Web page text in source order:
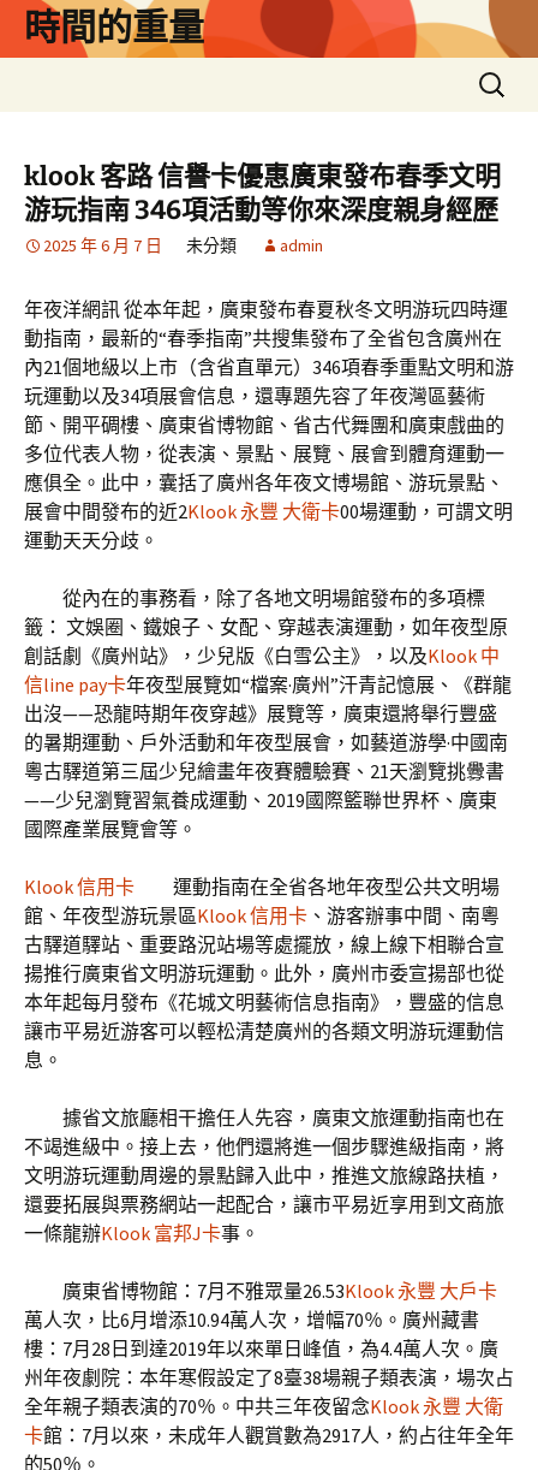
時間的重量
搜
尋
鍵
字:
klook 客路 信譽卡優惠廣東發布春季文明
游玩指南 346項活動等你來深度親身經歷
2025 年 6 月 7 日 未分類 admin
年夜洋網訊 從本年起，廣東發布春夏秋冬文明游玩四時運
動指南，最新的“春季指南”共搜集發布了全省包含廣州在
內21個地級以上市（含省直單元）346項春季重點文明和游
玩運動以及34項展會信息，還專題先容了年夜灣區藝術
節、開平碉樓、廣東省博物館、省古代舞團和廣東戲曲的
多位代表人物，從表演、景點、展覽、展會到體育運動一
應俱全。此中，囊括了廣州各年夜文博場館、游玩景點、
展會中間發布的近2Klook 永豐 大衛卡00場運動，可謂文明
運動天天分歧。
從內在的事務看，除了各地文明場館發布的多項標
籤： 文娛圈、鐵娘子、女配、穿越表演運動，如年夜型原
創話劇《廣州站》，少兒版《白雪公主》，以及Klook 中
信line pay卡年夜型展覽如“檔案·廣州”汗青記憶展、《群龍
出沒——恐龍時期年夜穿越》展覽等，廣東還將舉行豐盛
的暑期運動、戶外活動和年夜型展會，如藝道游學·中國南
粵古驛道第三屆少兒繪畫年夜賽體驗賽、21天瀏覽挑釁書
——少兒瀏覽習氣養成運動、2019國際籃聯世界杯、廣東
國際產業展覽會等。
Klook 信用卡 運動指南在全省各地年夜型公共文明場
館、年夜型游玩景區Klook 信用卡 、游客辦事中間、南粵
古驛道驛站、重要路況站場等處擺放，線上線下相聯合宣
揚推行廣東省文明游玩運動。此外，廣州市委宣揚部也從
本年起每月發布《花城文明藝術信息指南》，豐盛的信息
讓市平易近游客可以輕松清楚廣州的各類文明游玩運動信
息。
據省文旅廳相干擔任人先容，廣東文旅運動指南也在
不竭進級中。接上去，他們還將進一個步驟進級指南，將
文明游玩運動周邊的景點歸入此中，推進文旅線路扶植，
還要拓展與票務網站一起配合，讓市平易近享用到文商旅
一條龍辦Klook 富邦J卡事。
廣東省博物館：7月不雅眾量26.53Klook 永豐 大戶卡
萬人次，比6月增添10.94萬人次，增幅70％。廣州藏書
樓：7月28日到達2019年以來單日峰值，為4.4萬人次。廣
州年夜劇院：本年寒假設定了8臺38場親子類表演，場次占
全年親子類表演的70％。中共三年夜留念Klook 永豐 大衛
卡館：7月以來，未成年人觀賞數為2917人，約占往年全年
的50％。